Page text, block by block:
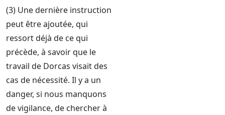
(3) Une dernière instruction
peut être ajoutée, qui
ressort déjà de ce qui
précède, à savoir que le
travail de Dorcas visait des
cas de nécessité. Il y a un
danger, si nous manquons
de vigilance, de chercher à